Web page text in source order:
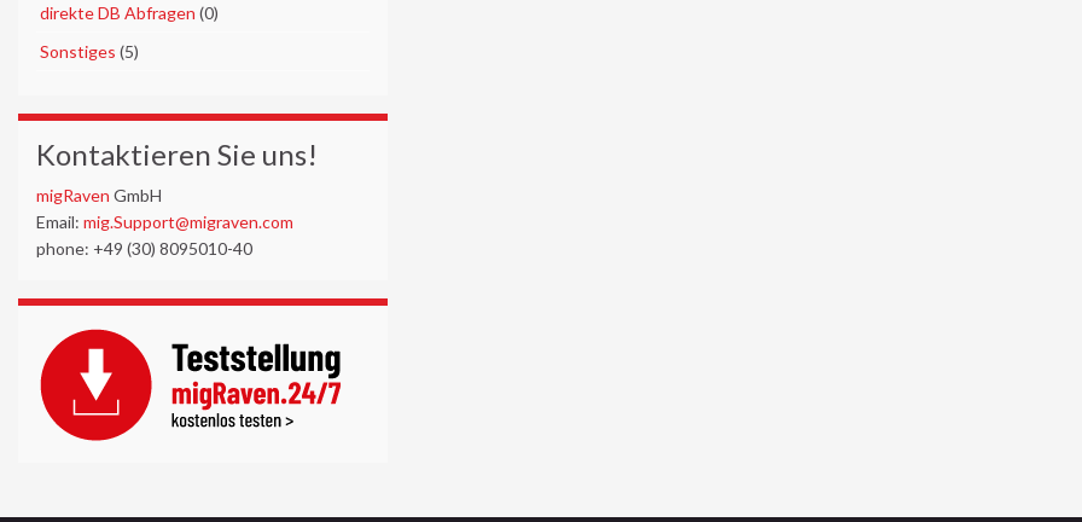
direkte DB Abfragen (0)
Sonstiges (5)
Kontaktieren Sie uns!
migRaven GmbH
Email: mig.Support@migraven.com
phone: +49 (30) 8095010-40